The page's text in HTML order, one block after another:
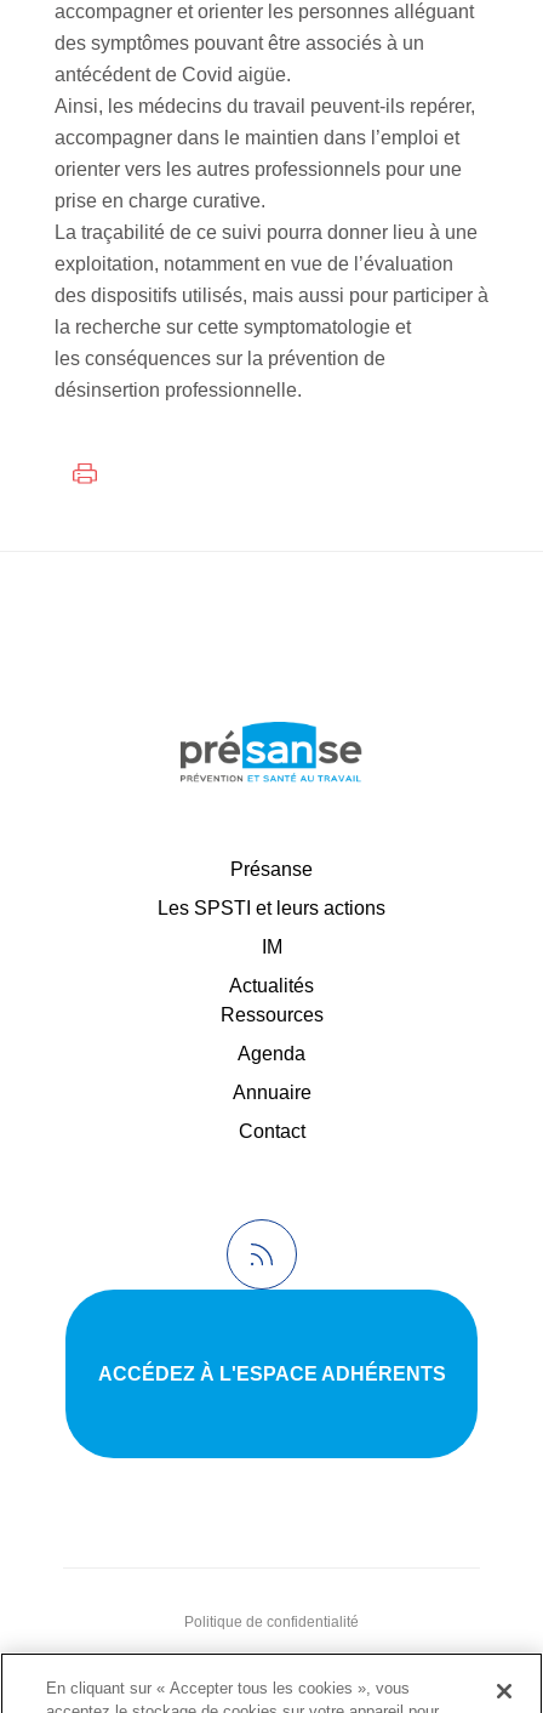
accompagner et orienter les personnes alléguant
des symptômes pouvant être associés à un
antécédent de Covid aigüe.
Ainsi, les médecins du travail peuvent-ils repérer,
accompagner dans le maintien dans l’emploi et
orienter vers les autres professionnels pour une
prise en charge curative.
La traçabilité de ce suivi pourra donner lieu à une
exploitation, notamment en vue de l’évaluation
des dispositifs utilisés, mais aussi pour participer à
la recherche sur cette symptomatologie et
les conséquences sur la prévention de
désinsertion professionnelle.
Présanse
Les SPSTI et leurs actions
IM
Actualités
Ressources
Agenda
Annuaire
Contact
ACCÉDEZ À L'ESPACE ADHÉRENTS
Nous contacter
•
Politique de confidentialité
En cliquant sur « Accepter tous les cookies », vous